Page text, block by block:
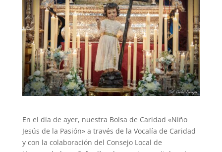
En el día de ayer, nuestra Bolsa de Caridad «Niño
Jesús de la Pasión» a través de la Vocalía de Caridad
y con la colaboración del Consejo Local de